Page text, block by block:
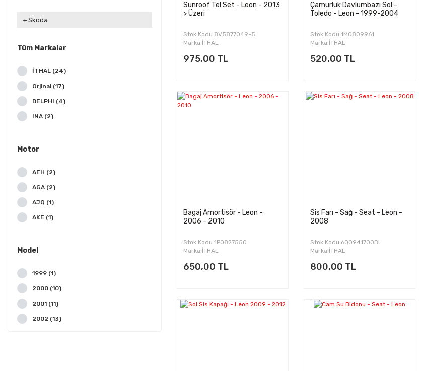
Skoda
Tüm Markalar
İTHAL (24)
Orjinal (17)
DELPHI (4)
INA (2)
TOPRAN (2)
GSP (1)
PEX (1)
VALEO (1)
Motor
AEH (2)
AGA (2)
AJQ (1)
AKE (1)
APF (1)
BFQ (2)
BKD (1)
BLR (1)
BLS (1)
Model
1999 (1)
2000 (10)
2001 (11)
2002 (13)
Sunroof Tel Set - Leon - 2013
> Üzeri
Stok Kodu:8V5877049-5
Marka:İTHAL
975,00 TL
Çamurluk Davlumbazı Sol -
Toledo - Leon - 1999-2004
Stok Kodu:1M0809961
Marka:İTHAL
520,00 TL
Bagaj Amortisör - Leon -
2006 - 2010
Stok Kodu:1P0827550
Marka:İTHAL
650,00 TL
Sis Farı - Sağ - Seat - Leon -
2008
Stok Kodu:6Q0941700BL
Marka:İTHAL
800,00 TL